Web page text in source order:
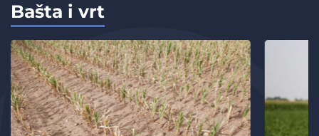
Bašta i vrt